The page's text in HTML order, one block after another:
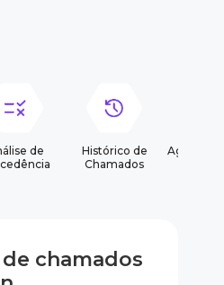
de
Histórico de
Chamados
chamados